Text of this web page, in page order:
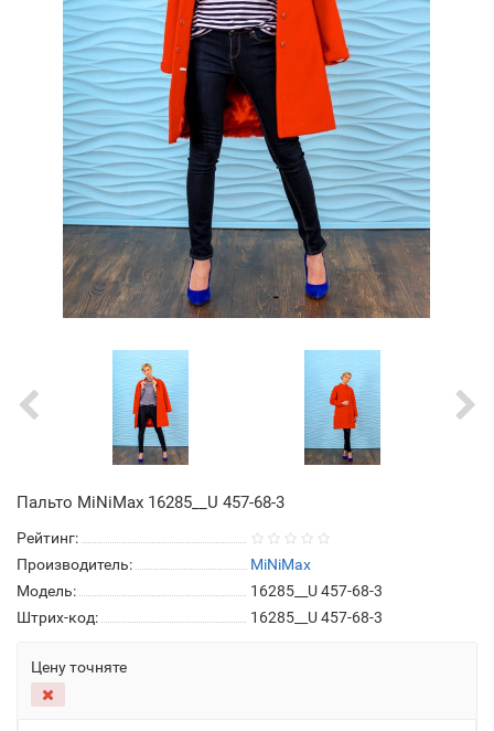
Пальто MiNiMax 16285__U 457-68-3
Рейтинг:
Производитель:
MiNiMax
Модель:
16285__U 457-68-3
Штрих-код:
16285__U 457-68-3
Цену точняте